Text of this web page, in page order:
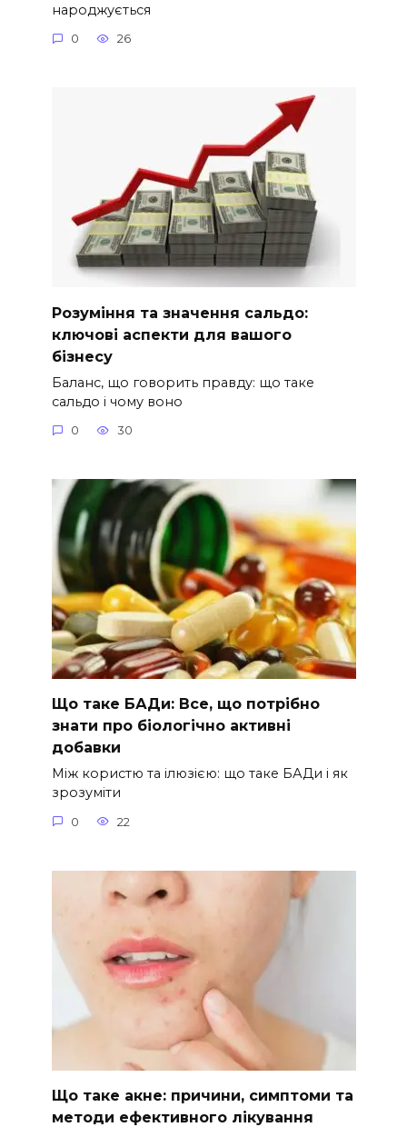
народжується
0 26
Розуміння та значення сальдо:
ключові аспекти для вашого
бізнесу
Баланс, що говорить правду: що таке
сальдо і чому воно
0 30
Що таке БАДи: Все, що потрібно
знати про біологічно активні
добавки
Між користю та ілюзією: що таке БАДи і як
зрозуміти
0 22
Що таке акне: причини, симптоми та
методи ефективного лікування